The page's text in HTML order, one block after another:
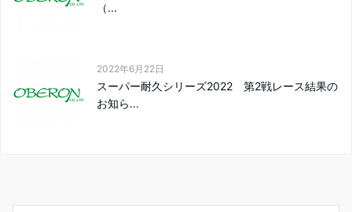
（...
2022年6月22日
スーパー耐久シリーズ2022 第2戦レース結果の
お知ら...